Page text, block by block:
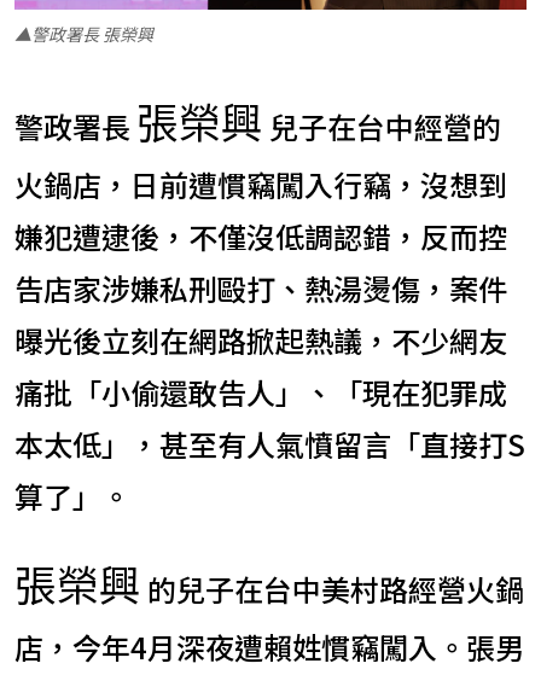
▲警政署長 張榮興
警政署長 張榮興 兒子在台中經營的
火鍋店，日前遭慣竊闖入行竊，沒想到
嫌犯遭逮後，不僅沒低調認錯，反而控
告店家涉嫌私刑毆打、熱湯燙傷，案件
曝光後立刻在網路掀起熱議，不少網友
痛批「小偷還敢告人」、「現在犯罪成
本太低」，甚至有人氣憤留言「直接打S
算了」。
張榮興 的兒子在台中美村路經營火鍋
店，今年4月深夜遭賴姓慣竊闖入。張男